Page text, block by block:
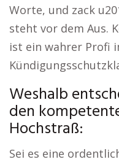
Worte, und zack
steht vor dem Aus.
ist ein wahrer Profi
Weshalb
den
Hochstraß:
Sei es eine